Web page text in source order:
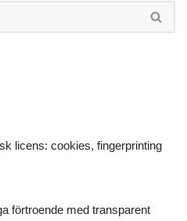
licens: cookies, fingerprinting
förtroende med transparent